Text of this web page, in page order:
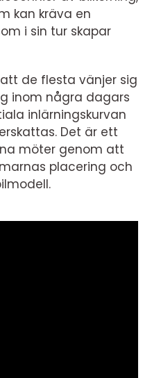
kan kräva en
i sin tur skapar
de flesta vänjer sig
inom några dagars
inlärningskurvan
Det är ett
möter genom att
placering och